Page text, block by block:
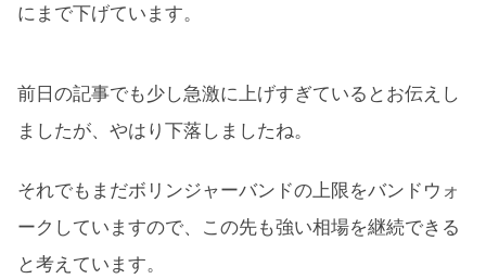
にまで下げています。
前日の記事でも少し急激に上げすぎているとお伝えし
ましたが、やはり下落しましたね。
それでもまだボリンジャーバンドの上限をバンドウォ
ークしていますので、この先も強い相場を継続できる
と考えています。